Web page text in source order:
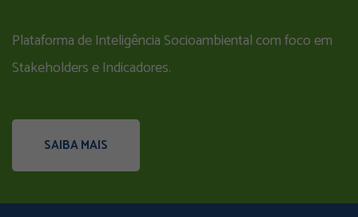
Plataforma de Inteligência Socioambiental com foco em
Stakeholders e Indicadores.
SAIBA MAIS